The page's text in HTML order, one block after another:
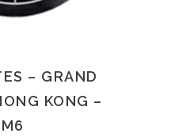
– GRAND
KONG –
M6